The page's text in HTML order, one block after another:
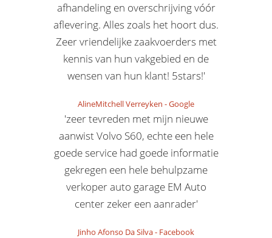
afhandeling en overschrijving vóór
aflevering. Alles zoals het hoort dus.
Zeer vriendelijke zaakvoerders met
kennis van hun vakgebied en de
wensen van hun klant! 5stars!'
AlineMitchell Verreyken -Google
'zeer tevreden met mijn nieuwe
aanwist Volvo S60, echte een hele
goede service had goede informatie
gekregen een hele behulpzame
verkoper auto garage EM Auto
center zeker een aanrader'
Jinho Afonso Da Silva- Facebook